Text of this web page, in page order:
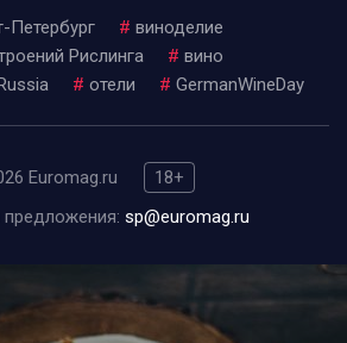
Петербург # виноделие
Рислинга # вино
# отели # GermanWineDay
Euromag.ru
18+
sp@euromag.ru